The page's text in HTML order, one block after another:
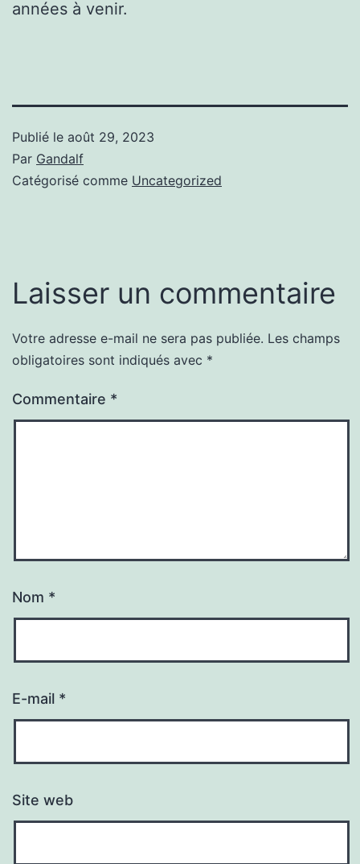
années à venir.
Publié le août 29, 2023
Par Gandalf
Catégorisé comme Uncategorized
Laisser un commentaire
Votre adresse e-mail ne sera pas publiée. Les champs
obligatoires sont indiqués avec *
Commentaire *
Nom *
E-mail *
Site web